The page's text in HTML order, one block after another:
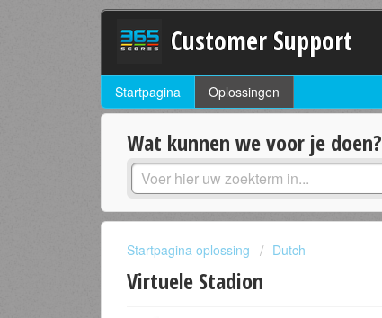
Customer Support
Startpagina Oplossingen
Wat kunnen we voor je doen?
Startpagina oplossing Dutch
Virtuele Stadion